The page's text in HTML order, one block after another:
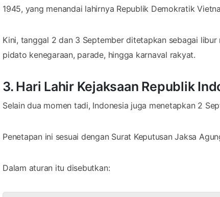
1945, yang menandai lahirnya Republik Demokratik
Kini, tanggal 2 dan 3 September ditetapkan sebagai
pidato kenegaraan, parade, hingga karnaval rakyat.
3. Hari Lahir Kejaksaan Republik
Selain dua momen tadi, Indonesia juga menetapkan 2
Penetapan ini sesuai dengan Surat Keputusan Jaksa
Dalam aturan itu disebutkan: